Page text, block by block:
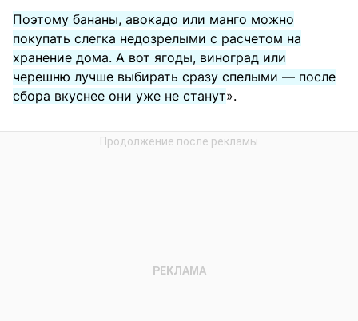
Поэтому бананы, авокадо или манго можно
покупать слегка недозрелыми с расчетом на
хранение дома. А вот ягоды, виноград или
черешню лучше выбирать сразу спелыми — после
сбора вкуснее они уже не станут».